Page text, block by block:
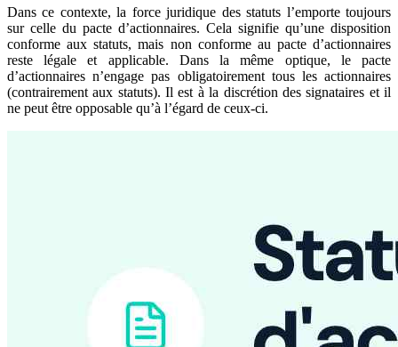
Dans ce contexte, la force juridique des statuts l’emporte toujours
sur celle du pacte d’actionnaires. Cela signifie qu’une disposition
conforme aux statuts, mais non conforme au pacte d’actionnaires
reste légale et applicable. Dans la même optique, le pacte
d’actionnaires n’engage pas obligatoirement tous les actionnaires
(contrairement aux statuts). Il est à la discrétion des signataires et il
ne peut être opposable qu’à l’égard de ceux-ci.